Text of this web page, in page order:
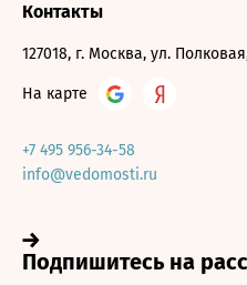
Контакты
127018, г. Москва, ул.
На карте
+7 495 956-34-58
info@vedomosti.ru